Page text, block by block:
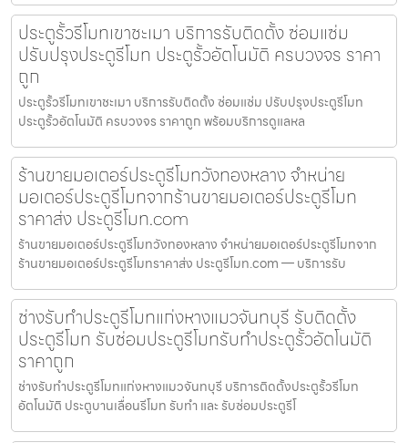
ประตูรั้วรีโมทเขาชะเมา บริการรับติดตั้ง ซ่อมแซ่ม
ปรับปรุงประตูรีโมท ประตูรั้วอัตโนมัติ ครบวงจร ราคา
ถูก
ประตูรั้วรีโมทเขาชะเมา บริการรับติดตั้ง ซ่อมแซ่ม ปรับปรุงประตูรีโมท
ประตูรั้วอัตโนมัติ ครบวงจร ราคาถูก พร้อมบริการดูแลหล
ร้านขายมอเตอร์ประตูรีโมทวังทองหลาง จำหน่าย
มอเตอร์ประตูรีโมทจากร้านขายมอเตอร์ประตูรีโมท
ราคาส่ง ประตูรีโมท.com
ร้านขายมอเตอร์ประตูรีโมทวังทองหลาง จำหน่ายมอเตอร์ประตูรีโมทจาก
ร้านขายมอเตอร์ประตูรีโมทราคาส่ง ประตูรีโมท.com — บริการรับ
ช่างรับทำประตูรีโมทแก่งหางแมวจันทบุรี รับติดตั้ง
ประตูรีโมท รับซ่อมประตูรีโมทรับทำประตูรั้วอัตโนมัติ
ราคาถูก
ช่างรับทำประตูรีโมทแก่งหางแมวจันทบุรี บริการติดตั้งประตูรั้วรีโมท
อัตโนมัติ ประตูบานเลื่อนรีโมท รับทำ และ รับซ่อมประตูรีโ